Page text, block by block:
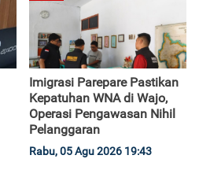
Imigrasi Parepare Pastikan
Kepatuhan WNA di Wajo,
Operasi Pengawasan Nihil
Pelanggaran
Rabu, 05 Agu 2026 19:43